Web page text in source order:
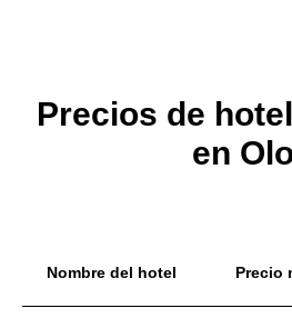
Precios de
en
Nombre del hotel Precio